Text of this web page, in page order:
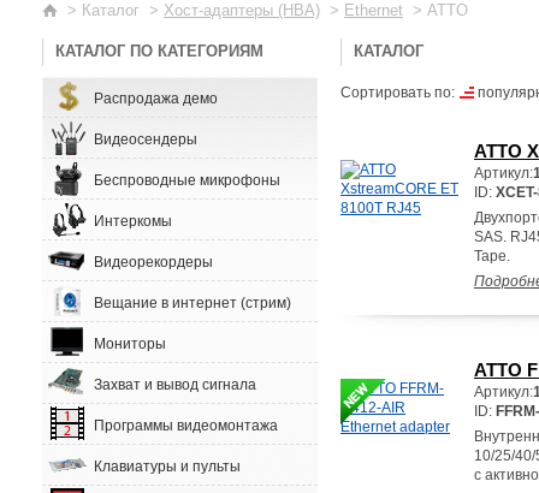
> Каталог > Хост-адаптеры (HBA) > Ethernet > ATTO
КАТАЛОГ ПО КАТЕГОРИЯМ
Распродажа демо
Видеосендеры
Беспроводные микрофоны
Интеркомы
Видеорекордеры
Вещание в интернет (стрим)
Мониторы
Захват и вывод сигнала
Программы видеомонтажа
Клавиатуры и пульты
КАТАЛОГ
Сортировать по:
ATTO
Артикул:
ID:
SAS.
Tape.
ATTO
Артикул:
ID:
10/25/
с